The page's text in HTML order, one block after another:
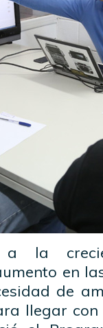
a la
en
de
llegar